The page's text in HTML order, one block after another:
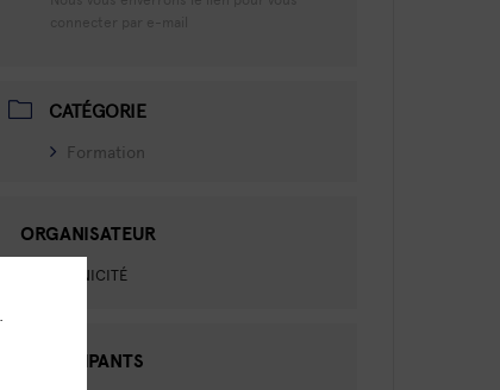
CATÉGORIE
Formation
ORGANISATEUR
OMNICITÉ
PARTICIPANTS